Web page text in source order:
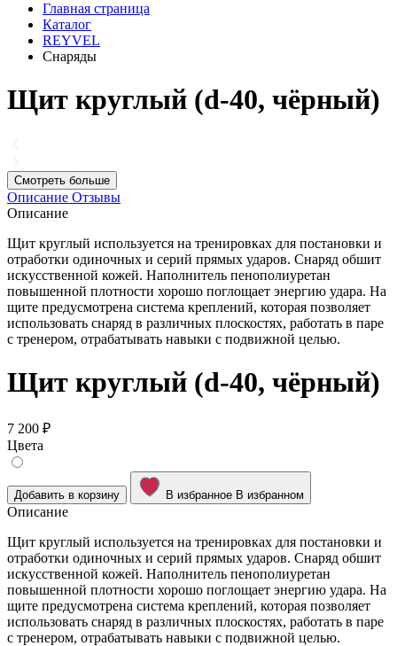
Главная страница
Каталог
REYVEL
Снаряды
Щит круглый (d-40, чёрный)
Смотреть больше
Описание Отзывы
Описание
Щит круглый используется на тренировках для постановки и
отработки одиночных и серий прямых ударов. Снаряд обшит
искусственной кожей. Наполнитель пенополиуретан
повышенной плотности хорошо поглощает энергию удара. На
щите предусмотрена система креплений, которая позволяет
использовать снаряд в различных плоскостях, работать в паре
с тренером, отрабатывать навыки с подвижной целью.
Щит круглый (d-40, чёрный)
7 200 ₽
Цвета
Добавить в корзину В избранное В избранном
Описание
Щит круглый используется на тренировках для постановки и
отработки одиночных и серий прямых ударов. Снаряд обшит
искусственной кожей. Наполнитель пенополиуретан
повышенной плотности хорошо поглощает энергию удара. На
щите предусмотрена система креплений, которая позволяет
использовать снаряд в различных плоскостях, работать в паре
с тренером, отрабатывать навыки с подвижной целью.